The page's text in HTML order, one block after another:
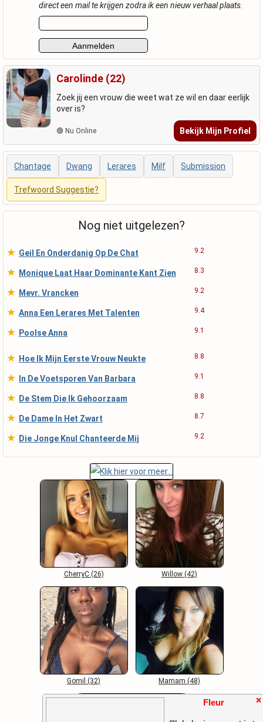
direct een mail te krijgen zodra ik een nieuw verhaal plaats.
Carolinde (22)
Zoek jij een vrouw die weet wat ze wil en daar eerlijk
over is?
🟢 Nu Online Bekijk Mijn Profiel
Chantage Dwang Lerares Milf Submission
Trefwoord Suggestie?
Nog niet uitgelezen?
★ Geil En Onderdanig Op De Chat 9.2
★ Monique Laat Haar Dominante Kant Zien 8.3
★ Mevr. Vrancken 9.2
★ Anna Een Lerares Met Talenten 9.4
★ Poolse Anna 9.1
★ Hoe Ik Mijn Eerste Vrouw Neukte 8.8
★ In De Voetsporen Van Barbara 9.1
★ De Stem Die Ik Gehoorzaam 8.8
★ De Dame In Het Zwart 8.7
★ Die Jonge Knul Chanteerde Mij 9.2
CherryC (26) Willow (42)
Gomil (32) Mamam (48)
Fleur ❌